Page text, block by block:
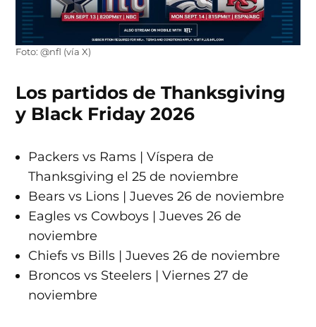
Foto: @nfl (vía X)
Los partidos de Thanksgiving
y Black Friday 2026
Packers vs Rams | Víspera de
Thanksgiving el 25 de noviembre
Bears vs Lions | Jueves 26 de noviembre
Eagles vs Cowboys | Jueves 26 de
noviembre
Chiefs vs Bills | Jueves 26 de noviembre
Broncos vs Steelers | Viernes 27 de
noviembre